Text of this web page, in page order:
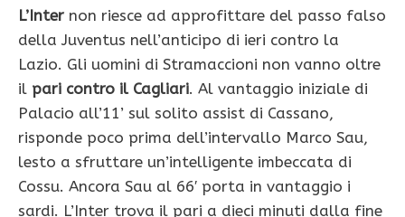
L’Inter non riesce ad approfittare del passo falso
della Juventus nell’anticipo di ieri contro la
Lazio. Gli uomini di Stramaccioni non vanno oltre
il pari contro il Cagliari. Al vantaggio iniziale di
Palacio all’11’ sul solito assist di Cassano,
risponde poco prima dell’intervallo Marco Sau,
lesto a sfruttare un’intelligente imbeccata di
Cossu. Ancora Sau al 66′ porta in vantaggio i
sardi. L’Inter trova il pari a dieci minuti dalla fine